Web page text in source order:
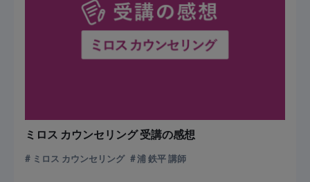
ミロス カウンセリング 受講の感想
ミロス カウンセリング 浦 鉄平 講師